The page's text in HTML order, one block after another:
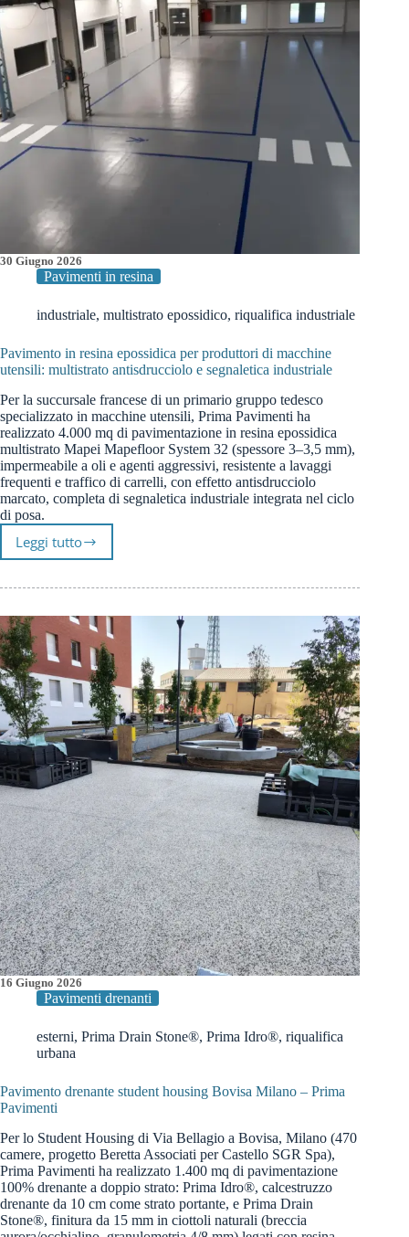
calore
e
alle
bombe
d’acqua
30 Giugno 2026
Pavimenti in resina
industriale, multistrato epossidico, riqualifica industriale
Pavimento in resina epossidica per produttori di macchine
utensili: multistrato antisdrucciolo e segnaletica industriale
Per la succursale francese di un primario gruppo tedesco
specializzato in macchine utensili, Prima Pavimenti ha
realizzato 4.000 mq di pavimentazione in resina epossidica
multistrato Mapei Mapefloor System 32 (spessore 3–3,5 mm),
impermeabile a oli e agenti aggressivi, resistente a lavaggi
frequenti e traffico di carrelli, con effetto antisdrucciolo
marcato, completa di segnaletica industriale integrata nel ciclo
di posa.
Leggi tuttoPavimento
resina
per
produttori
di
macchine
utensili:
multistrato
antisdrucciolo
e
segnaletica
industriale
16 Giugno 2026
Pavimenti drenanti
esterni, Prima Drain Stone®, Prima Idro®, riqualifica
urbana
Pavimento drenante student housing Bovisa Milano – Prima
Pavimenti
Per lo Student Housing di Via Bellagio a Bovisa, Milano (470
camere, progetto Beretta Associati per Castello SGR Spa),
Prima Pavimenti ha realizzato 1.400 mq di pavimentazione
100% drenante a doppio strato: Prima Idro®, calcestruzzo
drenante da 10 cm come strato portante, e Prima Drain
Stone®, finitura da 15 mm in ciottoli naturali (breccia